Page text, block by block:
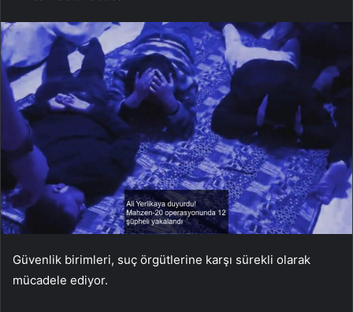
Güvenlik birimleri, suç örgütlerine karşı sürekli olarak
mücadele ediyor.